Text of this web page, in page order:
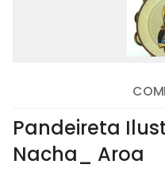
Pandeireta
Nacha_ Aroa